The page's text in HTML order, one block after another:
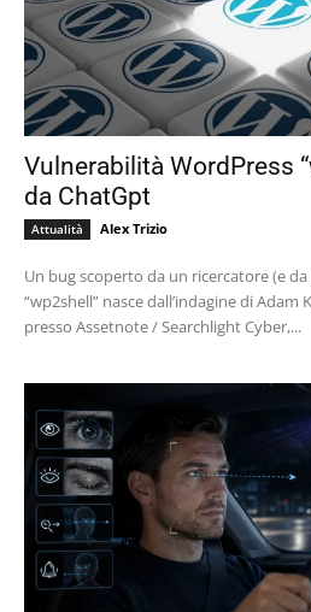
Vulnerabilità WordPress
da ChatGpt
Attualità Alex Trizio
Un bug scoperto da un ricercatore (e da un’IA) La
“wp2shell” nasce dall’indagine di Adam
presso Assetnote / Searchlight Cyber,...